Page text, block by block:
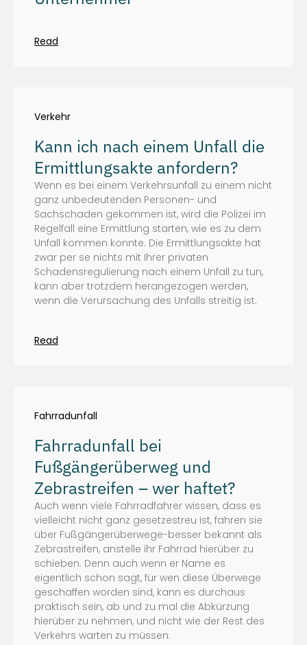
Read
Verkehr
Kann ich nach einem Unfall die
Ermittlungsakte anfordern?
Wenn es bei einem Verkehrsunfall zu einem nicht
ganz unbedeutenden Personen- und
Sachschaden gekommen ist, wird die Polizei im
Regelfall eine Ermittlung starten, wie es zu dem
Unfall kommen konnte. Die Ermittlungsakte hat
zwar per se nichts mit Ihrer privaten
Schadensregulierung nach einem Unfall zu tun,
kann aber trotzdem herangezogen werden,
wenn die Verursachung des Unfalls streitig ist.
Read
Fahrradunfall
Fahrradunfall bei
Fußgängerüberweg und
Zebrastreifen – wer haftet?
Auch wenn viele Fahrradfahrer wissen, dass es
vielleicht nicht ganz gesetzestreu ist, fahren sie
über Fußgängerüberwege-besser bekannt als
Zebrastreifen, anstelle ihr Fahrrad hierüber zu
schieben. Denn auch wenn er Name es
eigentlich schon sagt, für wen diese Überwege
geschaffen worden sind, kann es durchaus
praktisch sein, ab und zu mal die Abkürzung
hierüber zu nehmen, und nicht wie der Rest des
Verkehrs warten zu müssen.